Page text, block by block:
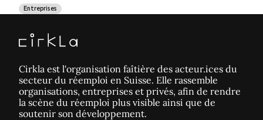
Entreprises
Cirkla est l'organisation faîtière des acteur.ices du
secteur du réemploi en Suisse. Elle rassemble
organisations, entreprises et privés, afin de rendre
la scène du réemploi plus visible ainsi que de
soutenir son développement.